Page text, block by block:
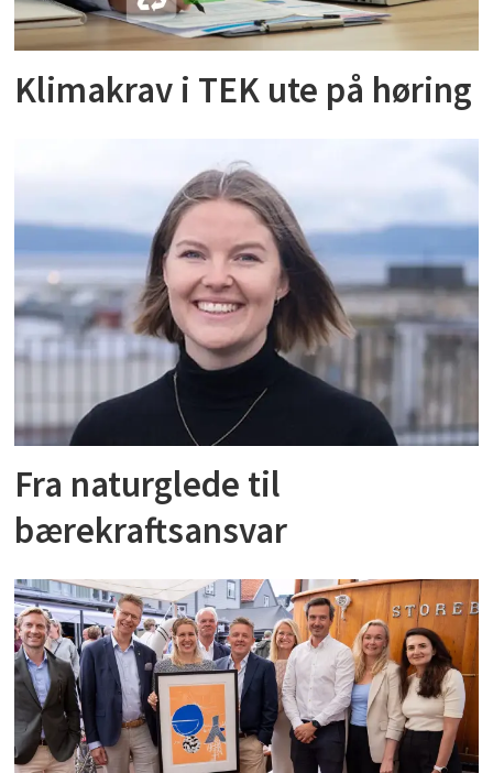
Klimakrav i TEK ute på høring
Fra naturglede til
bærekraftsansvar